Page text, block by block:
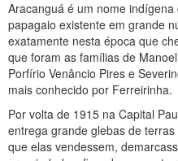
Aracanguá é um nome
papagaio existente em grande
exatamente nesta época que
que foram as famílias de
Porfírio Venâncio Pires e
mais conhecido por Ferreirinha.
Por volta de 1915 na Capital
entrega grande glebas de
que elas vendessem,